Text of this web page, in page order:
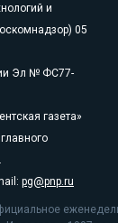
и
05
Эл № ФС77-
газета»
pg@pnp.ru